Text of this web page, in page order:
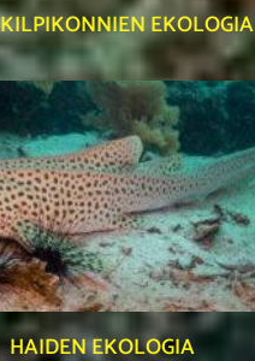
EKOLOGIA
HAIDEN EKOLOGIA